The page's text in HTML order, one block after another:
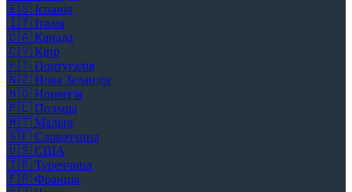
🇪🇸 Іспанія
🇮🇹 Італія
🇨🇦 Канада
🇨🇾 Кіпр
🇵🇹 Португалія
🇳🇿 Нова Зеландія
🇳🇴 Норвегія
🇵🇱 Польща
🇲🇹 Мальта
🇸🇰 Словаччина
🇺🇸 США
🇹🇷 Туреччина
🇫🇷 Франція